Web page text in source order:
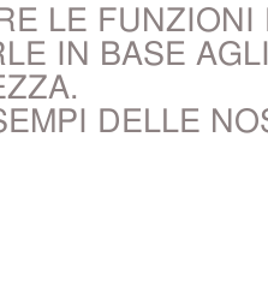
LE
IN BASE
DELLE